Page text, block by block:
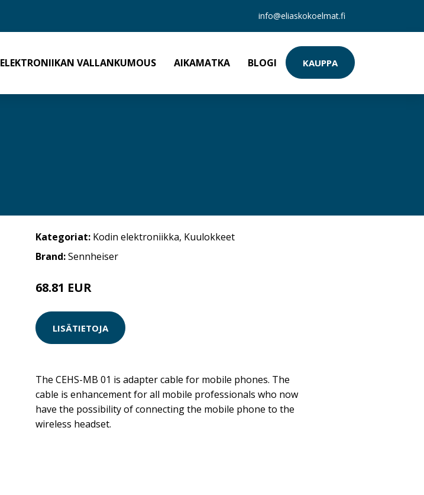
info@eliaskokoelmat.fi
ELEKTRONIIKAN VALLANKUMOUS AIKAMATKA BLOGI KAUPPA
Kategoriat: Kodin elektroniikka, Kuulokkeet
Brand:Sennheiser
68.81 EUR
LISÄTIETOJA
The CEHS-MB 01 is adapter cable for mobile phones. The
cable is enhancement for all mobile professionals who now
have the possibility of connecting the mobile phone to the
wireless headset.